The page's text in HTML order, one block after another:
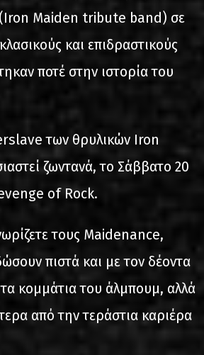
Maiden tribute band) σε
και επιδραστικούς
ποτέ στην ιστορία του
των θρυλικών Iron
ζωντανά, το Σάββατο 20
of Rock.
τους Maidenance,
πιστά και με τον δέοντα
κομμάτια του άλμπουμ, αλλά
από την τεράστια καριέρα